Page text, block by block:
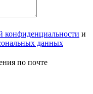
конфиденциальности и
данных
по почте